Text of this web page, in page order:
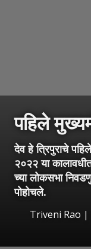
पहिले
देव हे त्रिपुराचे
२०२२ या
च्या लोकसभा
पोहोचले.
Triveni Rao